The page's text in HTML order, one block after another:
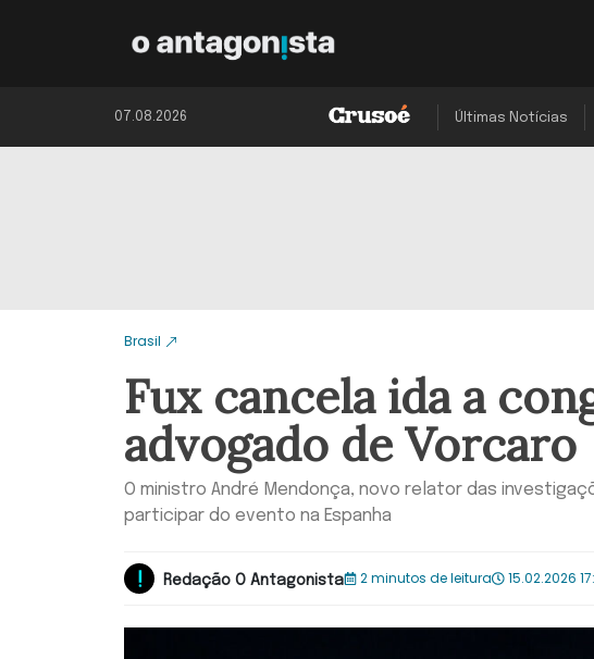
07.08.2026 Últimas Notícias
Brasil
Fux cancela ida a
advogado de Vorcaro
O ministro André Mendonça, novo relator das
participar do evento na Espanha
Redação O Antagonista 2 minutos de leitura 15.02.2026